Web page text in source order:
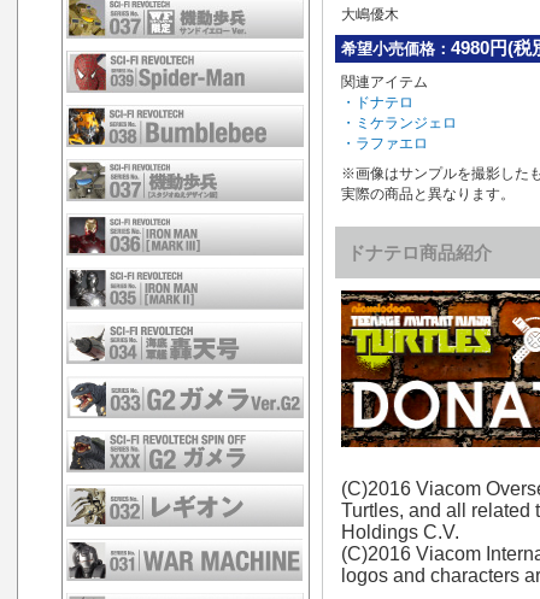
大嶋優木
希望小売価格： 4980円(税
関連アイテム
・ドナテロ
・ミケランジェロ
・ラファエロ
※画像はサンプルを撮影した
実際の商品と異なります。
ドナテロ商品紹介
(C)2016 Viacom
Turtles, and all related
Holdings C.V.
(C)2016 Viacom
logos and characters